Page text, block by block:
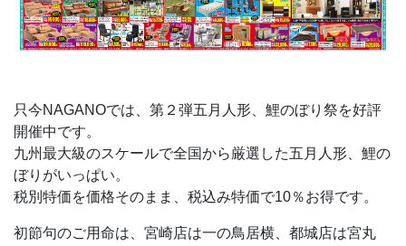
只今NAGANOでは、第２弾五月人形、鯉のぼり祭を好評
開催中です。
九州最大級のスケールで全国から厳選した五月人形、鯉の
ぼりがいっぱい。
税別特価を価格そのまま、税込み特価で10％お得です。
初節句のご用命は、宮崎店は一の鳥居横、都城店は宮丸